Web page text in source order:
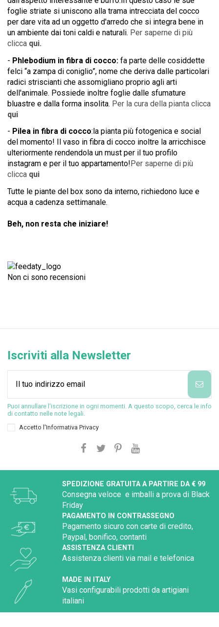
foglie striate si uniscono alla trama intrecciata del cocco
per dare vita ad un oggetto d'arredo che si integra bene in
un ambiente dai toni caldi e naturali. Per saperne di più
clicca qui.
- Phlebodium in fibra di cocco: fa parte delle cosiddette
felci “a zampa di coniglio”, nome che deriva dalle particolari
radici striscianti che assomigliano proprio agli arti
dell'animale. Possiede inoltre foglie dalle sfumature
bluastre e dalla forma insolita. Per la cura della pianta clicca
qui
- Pilea in fibra di cocco: la pianta più fotogenica e social
del momento!
Il vaso in fibra di cocco inoltre la arricchisce
ulteriormente rendendola un must per il tuo profilo
instagram e per il tuo appartamento! Per saperne di più
clicca qui
Tutte le piante del box sono da interno, richiedono luce e
acqua a cadenza settimanale.
Beh, non resta che iniziare!
Non ci sono recensioni
Iscriviti alla Newsletter
Puoi annullare l'iscrizione in ogni momenti. A questo scopo, cerca le info
di contatto nelle note legali.
Accetto l'Informativa Privacy
SPEDIZIONE GRATUITA A PARTIRE DA € 99
Consegna veloce e imballi a prova di Black
Friday
PAGAMENTO IN CONTRASSEGNO
Pagamento sicuro con carte di credito,
Paypal, bonifico, contanti
ASSISTENZA CLIENTI
Assistenza clienti via mail e telefonica
MADE IN ITALY
Vasi configurabili prodotti da artigiani
italiani